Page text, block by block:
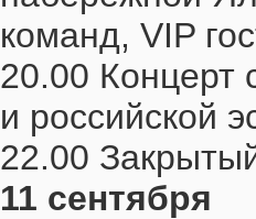
команд, VIP
20.00 Концерт
и российской
22.00
11 сентября